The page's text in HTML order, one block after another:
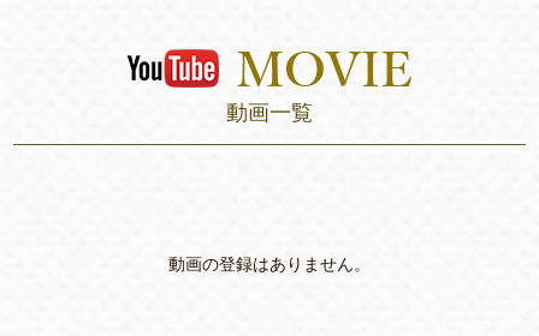
動画一覧
動画の登録はありません。